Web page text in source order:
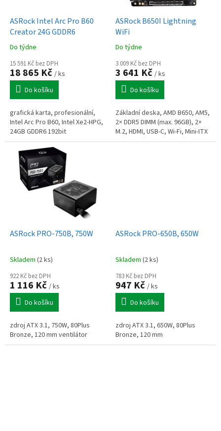
ASRock Intel Arc Pro B60
Creator 24G GDDR6
Do týdne
15 591 Kč bez DPH
18 865 Kč / ks
Do košíku
grafická karta, profesionální,
Intel Arc Pro B60, Intel Xe2-HPG,
24GB GDDR6 192bit
ASRock B650I Lightning
WiFi
Do týdne
3 009 Kč bez DPH
3 641 Kč / ks
Do košíku
Základní deska, AMD B650, AM5,
2× DDR5 DIMM (max. 96GB), 2×
M.2, HDMI, USB-C, Wi-Fi, Mini-ITX
ASRock PRO-750B, 750W
Skladem (2 ks)
922 Kč bez DPH
1 116 Kč / ks
Do košíku
zdroj ATX 3.1, 750W, 80Plus
Bronze, 120 mm ventilátor
ASRock PRO-650B, 650W
Skladem (2 ks)
783 Kč bez DPH
947 Kč / ks
Do košíku
zdroj ATX 3.1, 650W, 80Plus
Bronze, 120 mm